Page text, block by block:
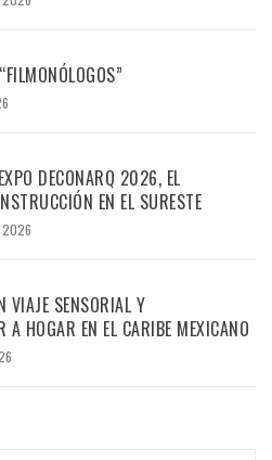
DECONARQ 2026, EL
EN EL SURESTE
2026
VIAJE SENSORIAL Y
HOGAR EN EL CARIBE MEXICANO